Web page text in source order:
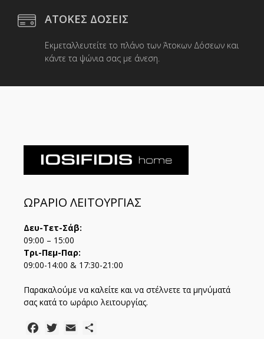
ΑΤΟΚΕΣ ΔΟΣΕΙΣ
Εκμεταλλευτείτε το πλάνο των Άτοκων Δόσεων και
κάντε τα ψώνια σας με άνεση.
ΩΡΑΡΙΟ ΛΕΙΤΟΥΡΓΙΑΣ
Δευ-Τετ-Σάβ:
09:00 – 15:00
Τρι-Πεμ-Παρ:
09:00-14:00 & 17:30-21:00
Παρακαλούμε να καλείτε και να στέλνετε τα μηνύματά
σας κατά το ωράριο λειτουργίας.
FacebookTwitter
Email